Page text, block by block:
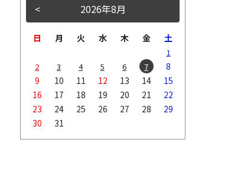
< 2026年8月
日 月 火 水 木 金 土
1
2
3 4 5 6 7
8
9
10 11 12 13 14
15
16
17 18 19 20 21
22
23
24 25 26 27 28
29
30
31